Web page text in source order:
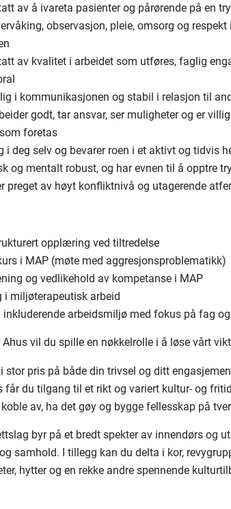
av å ivareta pasienter og pårørende på en
observasjon, pleie, omsorg og
av kvalitet i arbeidet som utføres, faglig
i kommunikasjonen og stabil i relasjon til
godt, tar ansvar, ser muligheter og er
foretas
i deg selv og bevarer roen i et aktivt og tidvis
og mentalt robust, og har evnen til å opptre
preget av høyt konfliktnivå og utagerende
opplæring ved tiltredelse
i MAP (møte med aggresjonsproblematikk)
og vedlikehold av kompetanse i MAP
i miljøterapeutisk arbeid
inkluderende arbeidsmiljø med fokus på fag
vil du spille en nøkkelrolle i å løse vårt
stor pris på både din trivsel og ditt
får du tilgang til et rikt og variert kultur- og
av, ha det gøy og bygge fellesskap på
byr på et bredt spekter av innendørs og
samhold. I tillegg kan du delta i kor,
hytter og en rekke andre spennende